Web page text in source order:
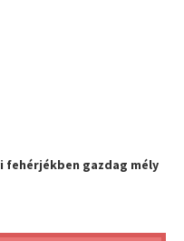
fehérjékben gazdag mély